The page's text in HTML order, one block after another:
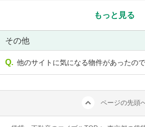
もっと見る
その他
他のサイトに気になる物件があったの
ページの先頭